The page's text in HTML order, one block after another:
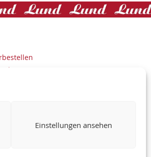
Einstellungen ansehen